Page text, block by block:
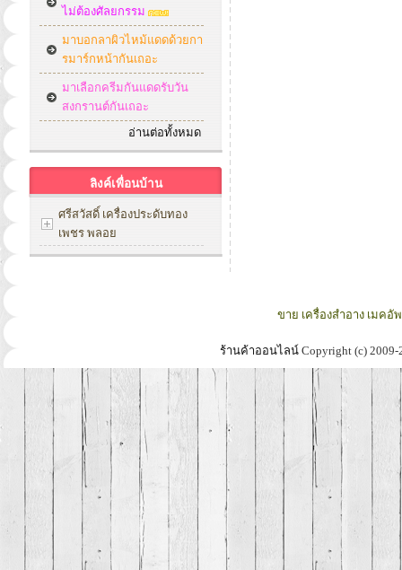
ไม่ต้องศัลยกรรม
มาบอกลาผิวไหม้แดดด้วยกา
รมาร์กหน้ากันเถอะ
มาเลือกครีมกันแดดรับวัน
สงกรานต์กันเถอะ
อ่านต่อทั้งหมด
ลิงค์เพื่อนบ้าน
ศรีสวัสดิ์ เครื่องประดับทอง
เพชร พลอย
ขาย เครื่องสำอาง เมค
ร้านค้าออนไลน์Copyright (c)